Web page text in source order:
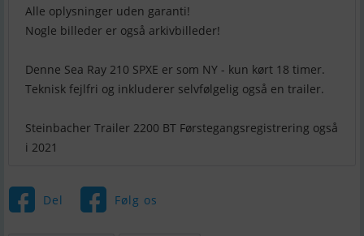
Alle oplysninger uden garanti!
Nogle billeder er også arkivbilleder!
Denne Sea Ray 210 SPXE er som NY - kun kørt 18 timer.
Teknisk fejlfri og inkluderer selvfølgelig også en trailer.
Steinbacher Trailer 2200 BT Førstegangsregistrering også
i 2021
Del Følg os